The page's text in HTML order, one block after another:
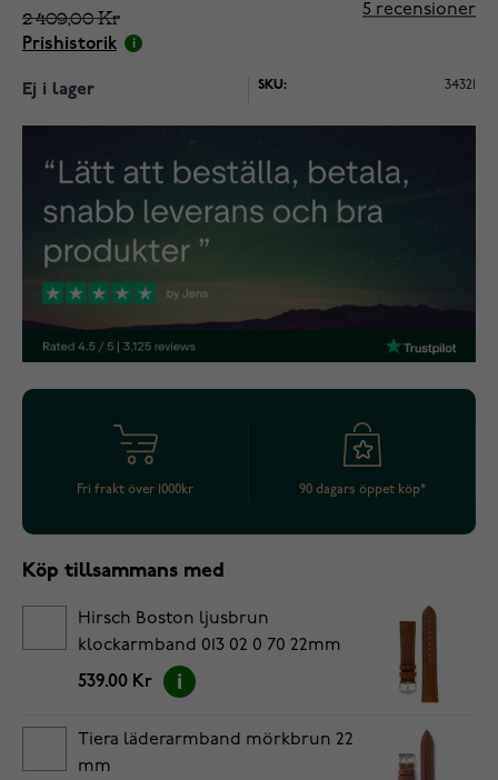
2 409,00 Kr
Prishistorik
5 recensioner
Ej i lager SKU: 34321
Fri frakt över 1000kr 90 dagars öppet köp*
Köp tillsammans med
Hirsch Boston ljusbrun
klockarmband 013 02 0 70 22mm
539.00 Kr
Tiera läderarmband mörkbrun 22
mm